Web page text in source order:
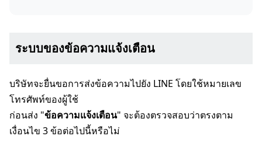
ระบบของข้อความแจ้งเตือน
บริษัทจะยื่นขอการส่งข้อความไปยัง LINE โดยใช้หมายเลข
โทรศัพท์ของผู้ใช้
ก่อนส่ง "ข้อความแจ้งเตือน" จะต้องตรวจสอบว่าตรงตาม
เงื่อนไข 3 ข้อต่อไปนี้หรือไม่